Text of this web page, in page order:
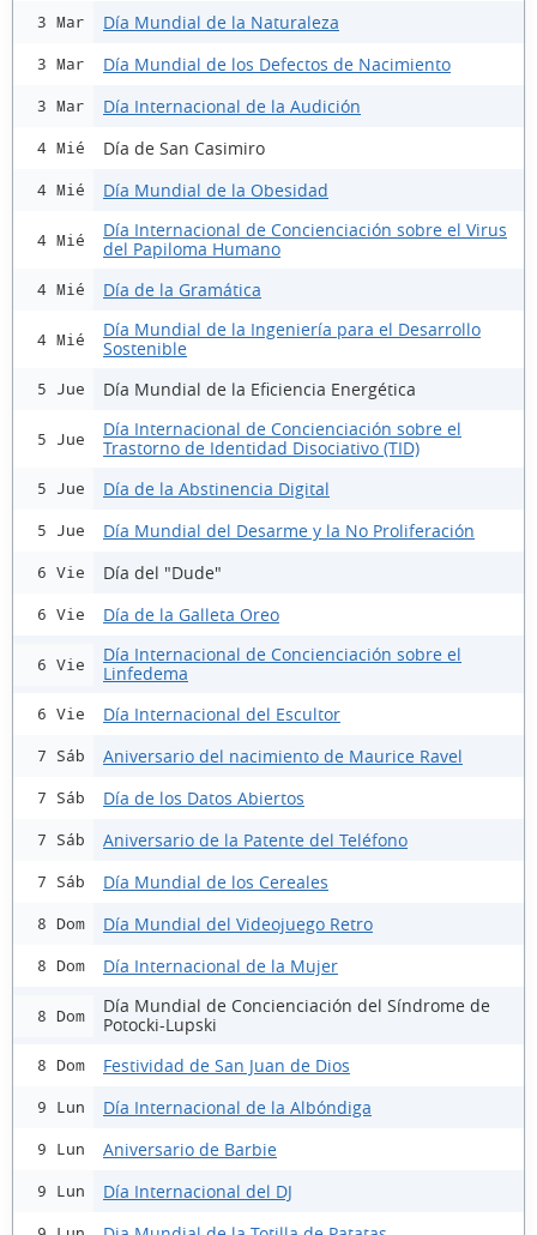
3 Mar Día Mundial de la Naturaleza
3 Mar Día Mundial de los Defectos de Nacimiento
3 Mar Día Internacional de la Audición
4 Mié Día de San Casimiro
4 Mié Día Mundial de la Obesidad
4 Mié
Día Internacional de Concienciación sobre el Virus
del Papiloma Humano
4 Mié Día de la Gramática
4 Mié
Día Mundial de la Ingeniería para el Desarrollo
Sostenible
5 Jue Día Mundial de la Eficiencia Energética
5 Jue
Día Internacional de Concienciación sobre el
Trastorno de Identidad Disociativo (TID)
5 Jue Día de la Abstinencia Digital
5 Jue Día Mundial del Desarme y la No Proliferación
6 Vie Día del "Dude"
6 Vie Día de la Galleta Oreo
6 Vie
Día Internacional de Concienciación sobre el
Linfedema
6 Vie Día Internacional del Escultor
7 Sáb Aniversario del nacimiento de Maurice Ravel
7 Sáb Día de los Datos Abiertos
7 Sáb Aniversario de la Patente del Teléfono
7 Sáb Día Mundial de los Cereales
8 Dom Día Mundial del Videojuego Retro
8 Dom Día Internacional de la Mujer
8 Dom
Día Mundial de Concienciación del Síndrome de
Potocki-Lupski
8 Dom Festividad de San Juan de Dios
9 Lun Día Internacional de la Albóndiga
9 Lun Aniversario de Barbie
9 Lun Día Internacional del DJ